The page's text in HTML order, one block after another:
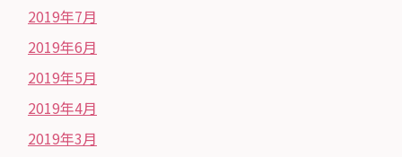
2019年7月
2019年6月
2019年5月
2019年4月
2019年3月